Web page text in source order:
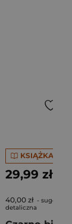
KSIĄŻKA
29,99 zł
40,00 zł -
detaliczna